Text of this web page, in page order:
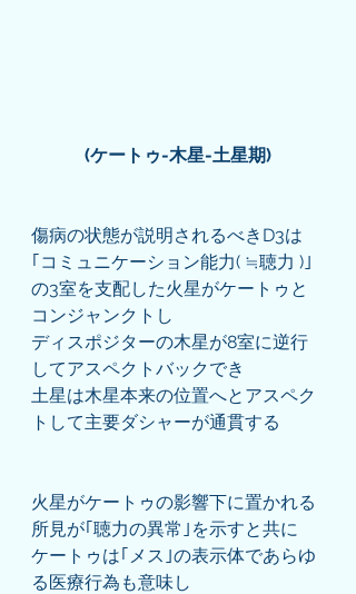
(ケートゥ-木星-土星期)
傷病の状態が説明されるべきD3は
｢コミュニケーション能力( ≒聴力 )｣
の3室を支配した火星がケートゥと
コンジャンクトし
ディスポジターの木星が8室に逆行
してアスペクトバックでき
土星は木星本来の位置へとアスペク
トして主要ダシャーが通貫する
火星がケートゥの影響下に置かれる
所見が｢聴力の異常｣を示すと共に
ケートゥは｢メス｣の表示体であらゆ
る医療行為も意味し